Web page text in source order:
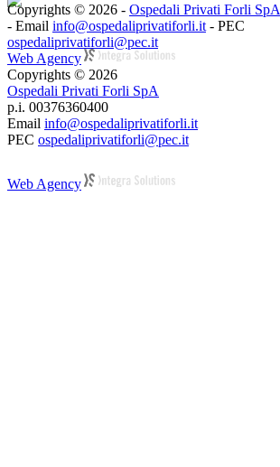
Copyrights © 2026 - Ospedali Privati Forli SpA
- Email info@ospedaliprivatiforli.it - PEC
ospedaliprivatiforli@pec.it
Web Agency
Copyrights © 2026
Ospedali Privati Forli SpA
p.i. 00376360400
Email info@ospedaliprivatiforli.it
PEC ospedaliprivatiforli@pec.it
Web Agency